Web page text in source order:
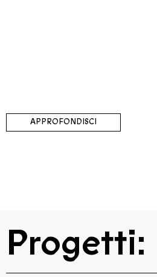
APPROFONDISCI
Progetti: